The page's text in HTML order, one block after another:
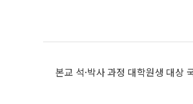
본교 석·박사 과정 대학원생 대상